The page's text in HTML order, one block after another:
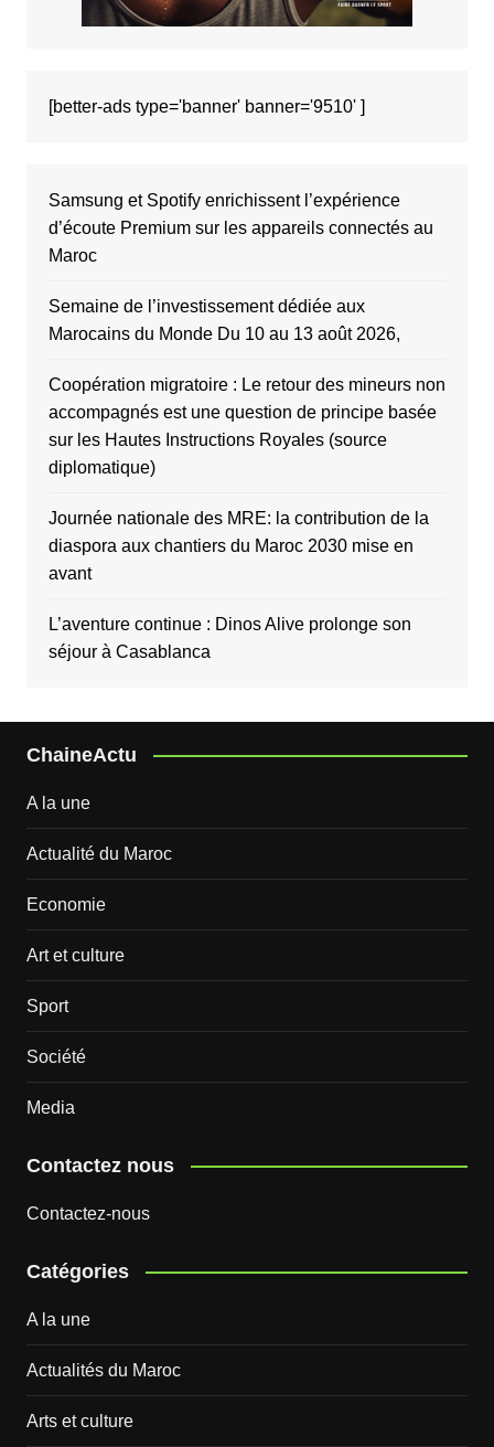
[better-ads type='banner' banner='9510' ]
Samsung et Spotify enrichissent l’expérience
d’écoute Premium sur les appareils connectés au
Maroc
Semaine de l’investissement dédiée aux
Marocains du Monde Du 10 au 13 août 2026,
Coopération migratoire : Le retour des mineurs non
accompagnés est une question de principe basée
sur les Hautes Instructions Royales (source
diplomatique)
Journée nationale des MRE: la contribution de la
diaspora aux chantiers du Maroc 2030 mise en
avant
L’aventure continue : Dinos Alive prolonge son
séjour à Casablanca
ChaineActu
A la une
Actualité du Maroc
Economie
Art et culture
Sport
Société
Media
Contactez nous
Contactez-nous
Catégories
A la une
Actualités du Maroc
Arts et culture